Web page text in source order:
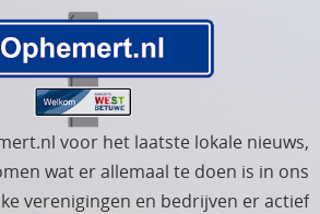
voor het laatste lokale nieuws,
wat er allemaal te doen is in ons
verenigingen en bedrijven er actief